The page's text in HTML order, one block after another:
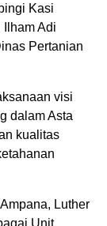
Kasi
Adi
Pertanian
visi
dalam Asta
kualitas
Luther
Unit